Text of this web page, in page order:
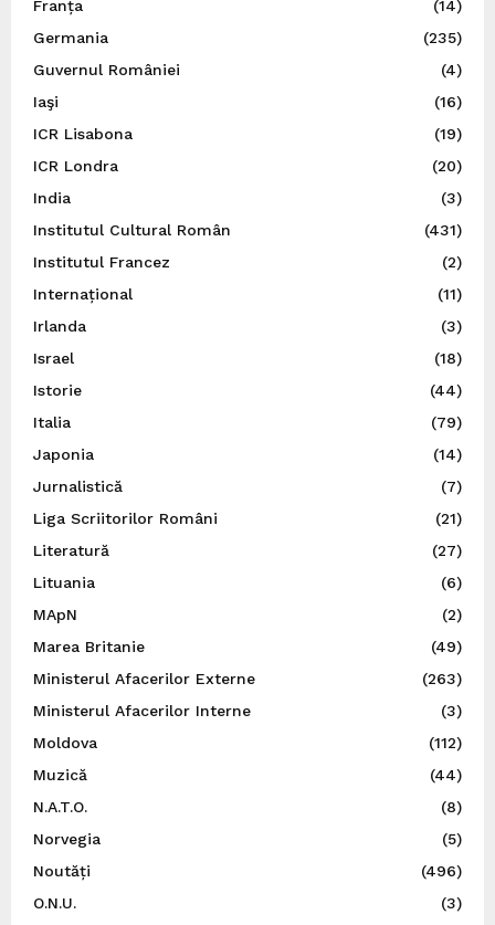
Franța
(14)
Germania
(235)
Guvernul României
(4)
Iaşi
(16)
ICR Lisabona
(19)
ICR Londra
(20)
India
(3)
Institutul Cultural Român
(431)
Institutul Francez
(2)
Internațional
(11)
Irlanda
(3)
Israel
(18)
Istorie
(44)
Italia
(79)
Japonia
(14)
Jurnalistică
(7)
Liga Scriitorilor Români
(21)
Literatură
(27)
Lituania
(6)
MApN
(2)
Marea Britanie
(49)
Ministerul Afacerilor Externe
(263)
Ministerul Afacerilor Interne
(3)
Moldova
(112)
Muzică
(44)
N.A.T.O.
(8)
Norvegia
(5)
Noutăți
(496)
O.N.U.
(3)